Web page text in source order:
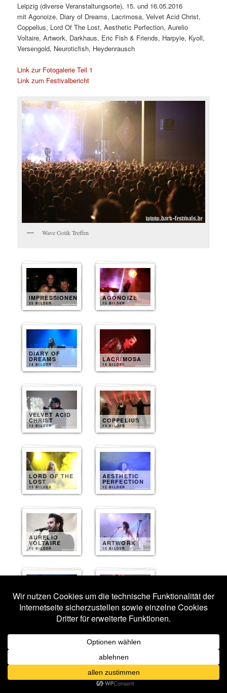
Leipzig (diverse Veranstaltungsorte), 15. und 16.05.2016
mitAgonoize, Diary of Dreams, Lacrimosa, Velvet Acid Christ,
Coppelius, Lord Of The Lost, Aesthetic Perfection, Aurelio
Voltaire, Artwork, Darkhaus, Eric Fish & Friends, Harpyie, Kyoll,
Versengold, Neuroticfish, Heydenrausch
Link zur Fotogalerie Teil 1
Link zum Festivalbericht
Wave Gotik Treffen
IMPRESSIONEN
25 BILDER
AGONOIZE
15 BILDER
DIARY OF
DREAMS
14 BILDER
LACRIMOSA
14 BILDER
VELVET ACID
CHRIST
13 BILDER
COPPELIUS
13 BILDER
LORD OF THE
LOST
13 BILDER
AESTHETIC
PERFECTION
12 BILDER
AURELIO
VOLTAIRE
10 BILDER
ARTWORK
10 BILDER
DARKHAUS
10 BILDER
ERIC FISH
AND FRIENDS
10 BILDER
HARPYIE KYOLL
10 BILDER